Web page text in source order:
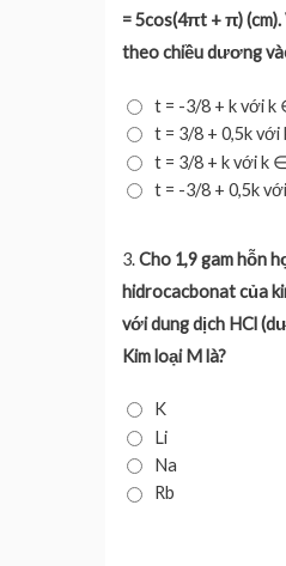
= 5cos(4πt + π)
theo chiều dương
t = -3/8 + k với k
t = 3/8 + 0,5k
t = 3/8 + k với k
t = -3/8 + 0,5k
3.Cho 1,9 gam hỗn
hidrocacbonat của
với dung dịch HCl
Kim loại M là?
K
Li
Na
Rb